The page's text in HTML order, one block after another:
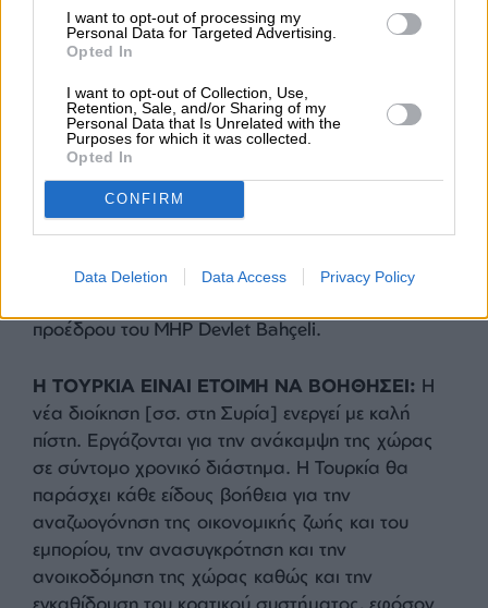
I want to opt-out of processing my
Personal Data for Targeted Advertising.
Opted In
I want to opt-out of Collection, Use,
Retention, Sale, and/or Sharing of my
Personal Data that Is Unrelated with the
Purposes for which it was collected.
Opted In
CONFIRM
Data Deletion Data Access Privacy Policy
θέλουν και στη συνέχεια θα φέρουν τις εταιρείες
τους στη Συρία. Στόχος τους είναι να
κυριαρχήσουν στην αγορά κατασκευών και
ανοικοδομήσεων αξίας εκατοντάδων
δισεκατομμυρίων δολαρίων.
Έχουμε δει αυτό το παιχνίδι, γνωρίζουμε τους
πρωταγωνιστές. Έκλεψαν την επανάσταση εκείνη
την ημέρα, αλλά δεν θα τους δώσουμε αυτή την
Ρωσίας και του Ιράν ως ευκαιρία και σχεδιάζουν
να ελέγξουν τη Μεσόγειο με τον πλούτο των
υδρογονανθράκων της, καθώς και την αμυντική
Αγωνιστήκαμε δίπλα-δίπλα με την Τουρκία και
μερικές άλλες χώρες από την πρώτη μέρα. Τώρα
θα δράσουμε από κοινού στην περίοδο
ανασυγκρότησης σύμφωνα με αυτό το αδελφικό
δίκαιο σε όλα τα θέματα».
Τί λένε τουρκικές πηγές ασφαλείας